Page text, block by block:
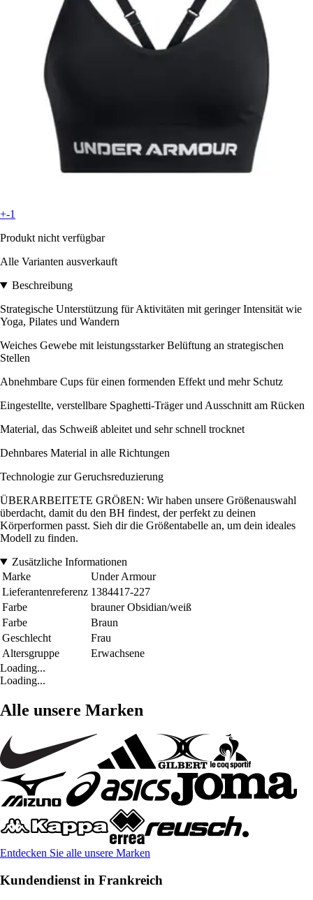
+-1
Produkt nicht verfügbar
Alle Varianten ausverkauft
Beschreibung
Strategische Unterstützung für Aktivitäten mit geringer Intensität wie
Yoga, Pilates und Wandern
Weiches Gewebe mit leistungsstarker Belüftung an strategischen
Stellen
Abnehmbare Cups für einen formenden Effekt und mehr Schutz
Eingestellte, verstellbare Spaghetti-Träger und Ausschnitt am Rücken
Material, das Schweiß ableitet und sehr schnell trocknet
Dehnbares Material in alle Richtungen
Technologie zur Geruchsreduzierung
ÜBERARBEITETE GRÖßEN: Wir haben unsere Größenauswahl
überdacht, damit du den BH findest, der perfekt zu deinen
Körperformen passt. Sieh dir die Größentabelle an, um dein ideales
Modell zu finden.
Zusätzliche Informationen
Marke
Under Armour
Lieferantenreferenz 1384417-227
Farbe
brauner Obsidian/weiß
Farbe
Braun
Geschlecht
Frau
Altersgruppe
Erwachsene
Loading...
Loading...
Alle unsere Marken
Entdecken Sie alle unsere Marken
Kundendienst in Frankreich